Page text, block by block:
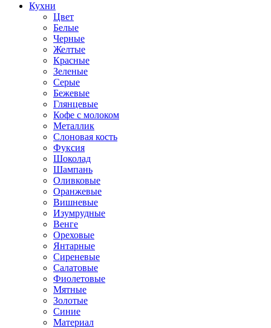
Кухни
Цвет
Белые
Черные
Желтые
Красные
Зеленые
Серые
Бежевые
Глянцевые
Кофе с молоком
Металлик
Слоновая кость
Фуксия
Шоколад
Шампань
Оливковые
Оранжевые
Вишневые
Изумрудные
Венге
Ореховые
Янтарные
Сиреневые
Салатовые
Фиолетовые
Мятные
Золотые
Синие
Материал